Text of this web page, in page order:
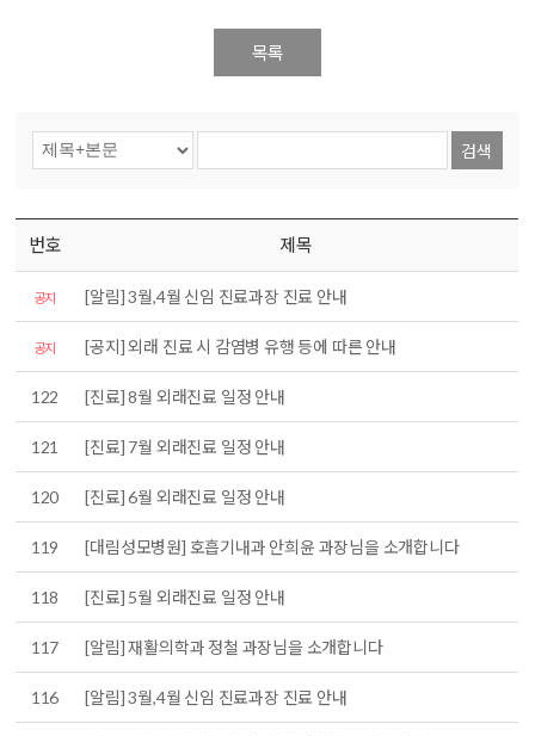
목록
검색
번호 제목
공지 [알림] 3월,4월 신임 진료과장 진료 안내
공지 [공지] 외래 진료 시 감염병 유행 등에 따른 안내
122 [진료] 8월 외래진료 일정 안내
121 [진료] 7월 외래진료 일정 안내
120 [진료] 6월 외래진료 일정 안내
119 [대림성모병원] 호흡기내과 안희윤 과장님을 소개합니다
118 [진료] 5월 외래진료 일정 안내
117 [알림] 재활의학과 정철 과장님을 소개합니다
116 [알림] 3월,4월 신임 진료과장 진료 안내